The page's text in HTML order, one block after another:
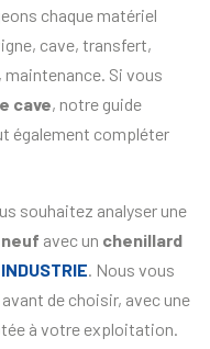
chaque matériel
cave, transfert,
Si vous
cave, notre guide
également compléter
souhaitez analyser une
avec un chenillard
. Nous vous
de choisir, avec une
à votre exploitation.